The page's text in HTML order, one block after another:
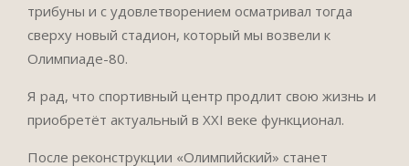
трибуны и с удовлетворением осматривал тогда
сверху новый стадион, который мы возвели к
Олимпиаде-80.
Я рад, что спортивный центр продлит свою жизнь и
приобретёт актуальный в XXI веке функционал.
После реконструкции «Олимпийский» станет